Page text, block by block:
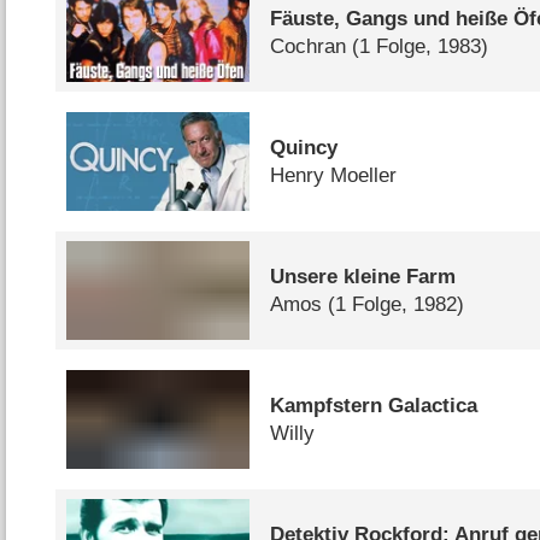
Fäuste, Gangs und heiße
Cochran (1 Folge, 1983)
Quincy
Henry Moeller
Unsere kleine Farm
Amos (1 Folge, 1982)
Kampfstern Galactica
Willy
Detektiv Rockford: Anruf